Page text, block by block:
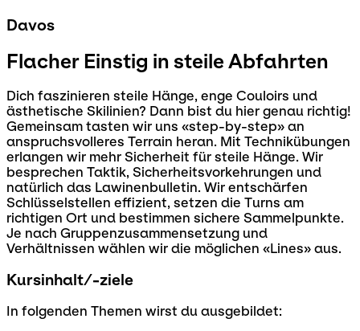
Davos
Flacher Einstig in steile Abfahrten
Dich faszinieren steile Hänge, enge Couloirs und
ästhetische Skilinien? Dann bist du hier genau richtig!
Gemeinsam tasten wir uns «step-by-step» an
anspruchsvolleres Terrain heran. Mit Technikübungen
erlangen wir mehr Sicherheit für steile Hänge. Wir
besprechen Taktik, Sicherheitsvorkehrungen und
natürlich das Lawinenbulletin. Wir entschärfen
Schlüsselstellen effizient, setzen die Turns am
richtigen Ort und bestimmen sichere Sammelpunkte.
Je nach Gruppenzusammensetzung und
Verhältnissen wählen wir die möglichen «Lines» aus.
Kursinhalt/-ziele
In folgenden Themen wirst du ausgebildet: